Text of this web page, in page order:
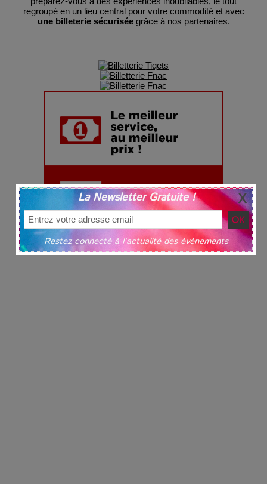
regroupé en un lieu central pour votre commodité et avec
une billeterie sécuriséegrâce à nos partenaires.
La Newsletter Gratuite !
Restez connecté à l'actualité des événements